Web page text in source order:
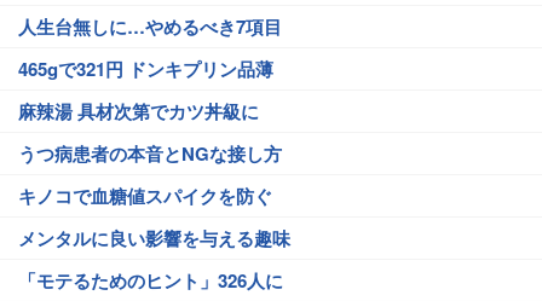
人生台無しに…やめるべき7項目
465gで321円 ドンキプリン品薄
麻辣湯 具材次第でカツ丼級に
うつ病患者の本音とNGな接し方
キノコで血糖値スパイクを防ぐ
メンタルに良い影響を与える趣味
「モテるためのヒント」326人に